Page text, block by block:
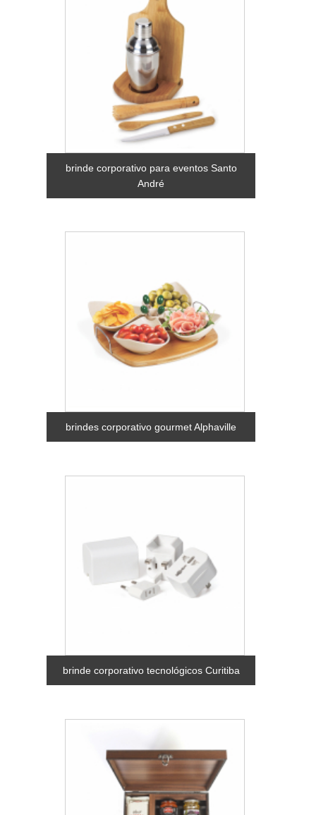
brinde corporativo para eventos Santo
André
brindes corporativo gourmet Alphaville
brinde corporativo tecnológicos Curitiba